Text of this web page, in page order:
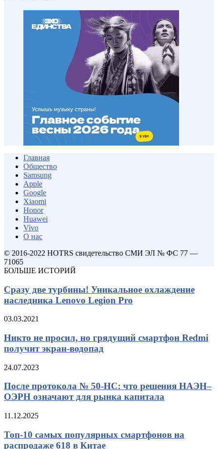
Главная
Общество
Samsung
Apple
Google
Xiaomi
Honor
Huawei
Vivo
О нас
© 2016-2022 HOTRS свидетельство СМИ ЭЛ № ФС 77 —
71065
БОЛЬШЕ ИСТОРИЙ
Сразу две турбины! Уникальное охлаждение
наследника Lenovo Legion Pro
03.03.2021
Никто не просил, но грядущий смартфон Redmi
получит экран-водопад
24.07.2023
После протокола № 50-НС: что решения НАЭН–
ОЭРН означают для рынка капитала
11.12.2025
Топ-10 самых популярных смартфонов на
распродаже 618 в Китае